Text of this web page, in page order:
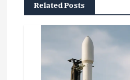
ó
Related Posts